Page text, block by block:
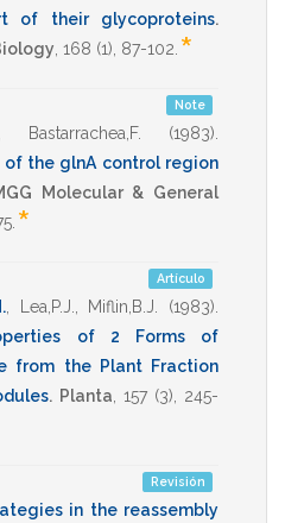
of their glycoproteins.
168 (1), 87-102 *
Note
Bastarrachea,F. (1983)
the glnA control region
Molecular & General
*
Artículo
Lea,P.J. Miflin,B.J. (1983)
of 2 Forms of
from the Plant Fraction
. Planta 157 (3), 245-
Revisión
in the reassembly